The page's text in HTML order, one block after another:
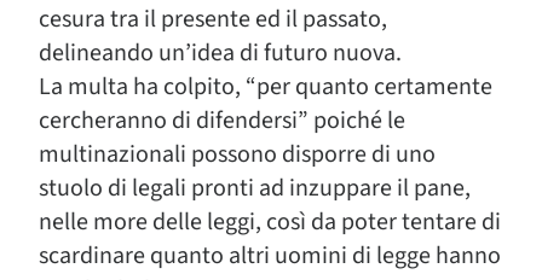
cesura tra il presente ed il passato,
delineando un’idea di futuro nuova.
La multa ha colpito, “per quanto certamente
cercheranno di difendersi” poiché le
multinazionali possono disporre di uno
stuolo di legali pronti ad inzuppare il pane,
nelle more delle leggi, così da poter tentare di
scardinare quanto altri uomini di legge hanno